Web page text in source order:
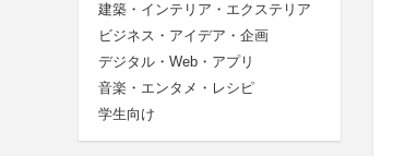
建築・インテリア・エクステリア
ビジネス・アイデア・企画
デジタル・Web・アプリ
音楽・エンタメ・レシピ
学生向け